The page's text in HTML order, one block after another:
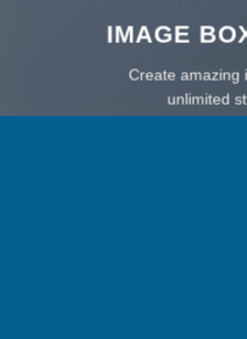
IMAGE
Create amazing
unlimited